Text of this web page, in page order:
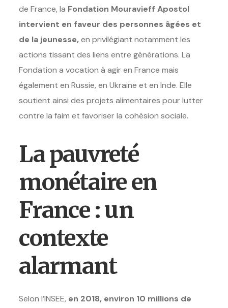
de France, la Fondation Mouravieff Apostol
intervient en faveur des personnes âgées et
de la jeunesse, en privilégiant notamment les
actions tissant des liens entre générations. La
Fondation a vocation à agir en France mais
également en Russie, en Ukraine et en Inde. Elle
soutient ainsi des projets alimentaires pour lutter
contre la faim et favoriser la cohésion sociale.
La pauvreté
monétaire en
France : un
contexte
alarmant
Selon l’INSEE, en 2018, environ 10 millions de